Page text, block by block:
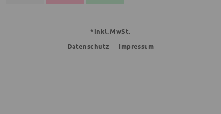
*inkl. MwSt.
Datenschutz
Impressum